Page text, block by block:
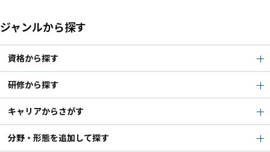
ジャンルから探す
資格から探す
研修から探す
キャリアからさがす
分野・形態を追加して探す